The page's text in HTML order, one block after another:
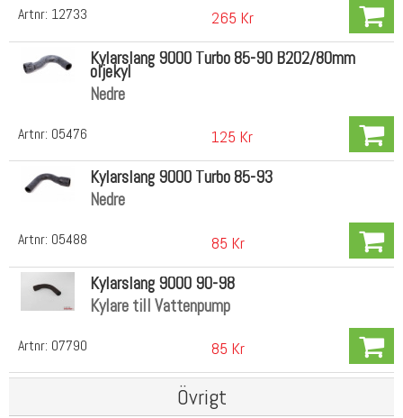
Artnr: 12733 265 Kr
Artnr: 05476
Kylarslang 9000 Turbo 85-90 B202/80mm
oljekyl
Nedre
125 Kr
Artnr: 05488
Kylarslang 9000 Turbo 85-93
Nedre
85 Kr
Artnr: 07790
Kylarslang 9000 90-98
Kylare till Vattenpump
85 Kr
Övrigt